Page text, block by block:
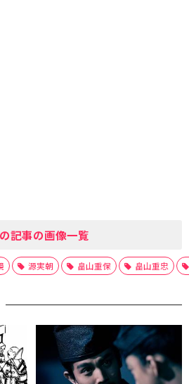
記事の画像一覧
源実朝 畠山重保 畠山重忠